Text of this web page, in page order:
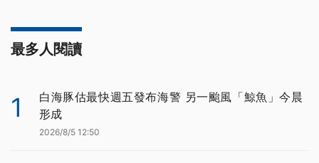
最多人閱讀
1
白海豚估最快週五發布海警 另一颱風「鯨魚」今晨
形成
2026/8/5 12:50